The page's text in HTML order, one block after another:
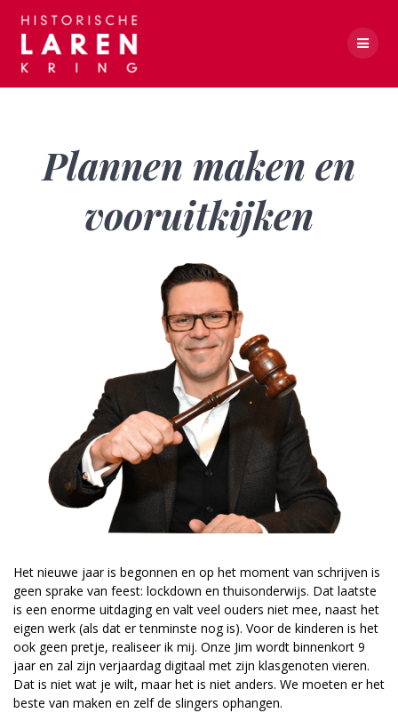
Plannen maken en
vooruitkijken
Het nieuwe jaar is begonnen en op het moment van schrijven is
geen sprake van feest: lockdown en thuisonderwijs. Dat laatste
is een enorme uitdaging en valt veel ouders niet mee, naast het
eigen werk (als dat er tenminste nog is). Voor de kinderen is het
ook geen pretje, realiseer ik mij. Onze Jim wordt binnenkort 9
jaar en zal zijn verjaardag digitaal met zijn klasgenoten vieren.
Dat is niet wat je wilt, maar het is niet anders. We moeten er het
beste van maken en zelf de slingers ophangen.